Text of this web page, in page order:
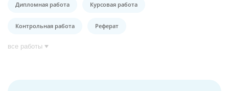
Дипломная работа Курсовая работа
Контрольная работа Реферат
все работы